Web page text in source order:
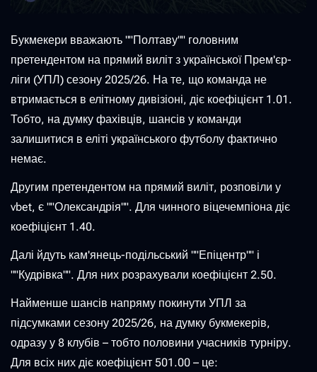
Букмекери вважають ""Полтаву"" головним
претендентом на прямий виліт з української Прем'єр-
ліги (УПЛ) сезону 2025/26. На те, що команда не
втримається в елітному дивізіоні, діє коефіцієнт 1.01.
Тобто, на думку фахівців, шансів у команди
залишитися в еліті українського футболу фактично
немає.
Другим претендентом на прямий виліт, розповіли у
vbet, є ""Олександрія"". Для чинного віцечемпіона діє
коефіцієнт 1.40.
Далі йдуть кам'янець-подільський ""Епіцентр"" і
""Кудрівка"". Для них розрахували коефіцієнт 2.50.
Найменше шансів напряму покинути УПЛ за
підсумками сезону 2025/26, на думку букмекерів,
одразу у 8 клубів – тобто половини учасників турніру.
Для всіх них діє коефіцієнт 501.00 – це: